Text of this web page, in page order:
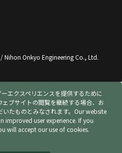
エクスペリエンスを提供するために
ブサイトの閲覧を継続する場合、お
たものとみなされます。 Our website
improved user experience. If you
will accept our use of cookies.
Onkyo Engineering Co., Ltd.